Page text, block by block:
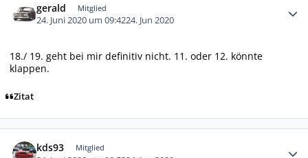
gerald Mitglied
24. Juni 2020 um 09:4224. Jun 2020
18./ 19. geht bei mir definitiv nicht. 11. oder 12. könnte
klappen.
Zitat
kds93 Mitglied